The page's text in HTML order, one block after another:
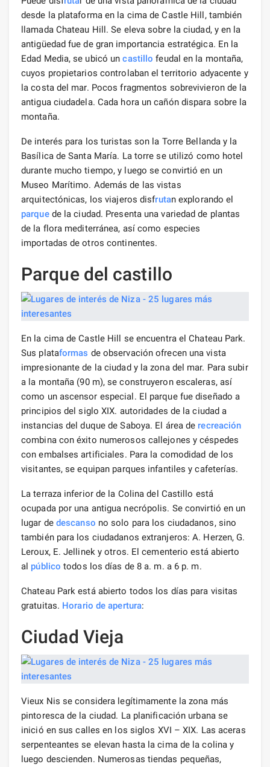
desde la plataforma en la cima de Castle Hill, también
llamada Chateau Hill. Se eleva sobre la ciudad, y en la
antigüedad fue de gran importancia estratégica. En la
Edad Media, se ubicó uncastillo feudal en la montaña,
cuyos propietarios controlaban el territorio adyacente y
la costa del mar. Pocos fragmentos sobrevivieron de la
antigua ciudadela. Cada hora un cañón dispara sobre la
montaña.
De interés para los turistas son la Torre Bellanda y la
Basílica de Santa María. La torre se utilizó como hotel
durante mucho tiempo, y luego se convirtió en un
Museo Marítimo. Además de las vistas
arquitectónicas, los viajeros disfrutan explorando el
parquede la ciudad. Presenta una variedad de plantas
de la flora mediterránea, así como especies
importadas de otros continentes.
Parque del castillo
En la cima de Castle Hill se encuentra el Chateau Park.
Sus plataformas de observación ofrecen una vista
impresionante de la ciudad y la zona del mar. Para subir
a la montaña (90 m), se construyeron escaleras, así
como un ascensor especial. El parque fue diseñado a
principios del siglo XIX. autoridades de la ciudad a
instancias del duque de Saboya. El área de recreación
combina con éxito numerosos callejones y céspedes
con embalses artificiales. Para la comodidad de los
visitantes, se equipan parques infantiles y cafeterías.
La terraza inferior de la Colina del Castillo está
ocupada por una antigua necrópolis. Se convirtió en un
lugar de descanso no solo para los ciudadanos, sino
también para los ciudadanos extranjeros: A. Herzen, G.
Leroux, E. Jellinek y otros. El cementerio está abierto
al público todos los días de 8 a. m. a 6 p. m.
Chateau Park está abierto todos los días para visitas
gratuitas. Horario de apertura:
Ciudad Vieja
Vieux Nis se considera legítimamente la zona más
pintoresca de la ciudad. La planificación urbana se
inició en sus calles en los siglos XVI – XIX. Las aceras
serpenteantes se elevan hasta la cima de la colina y
luego descienden. Numerosas tiendas pequeñas,